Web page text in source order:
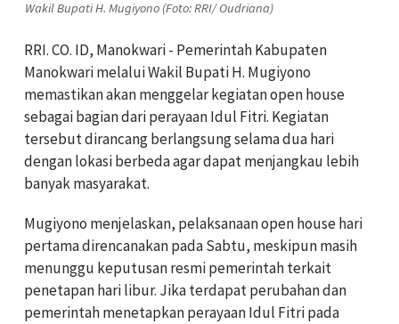
Wakil Bupati H. Mugiyono (Foto: RRI/ Oudriana)
RRI. CO. ID, Manokwari - Pemerintah Kabupaten
Manokwari melalui Wakil Bupati H. Mugiyono
memastikan akan menggelar kegiatan open house
sebagai bagian dari perayaan Idul Fitri. Kegiatan
tersebut dirancang berlangsung selama dua hari
dengan lokasi berbeda agar dapat menjangkau lebih
banyak masyarakat.
Mugiyono menjelaskan, pelaksanaan open house hari
pertama direncanakan pada Sabtu, meskipun masih
menunggu keputusan resmi pemerintah terkait
penetapan hari libur. Jika terdapat perubahan dan
pemerintah menetapkan perayaan Idul Fitri pada